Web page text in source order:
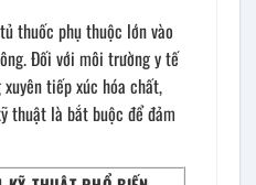
thuốc phụ thuộc lớn vào
Đối với môi trường y tế
tiếp xúc hóa chất,
thuật là bắt buộc để đảm